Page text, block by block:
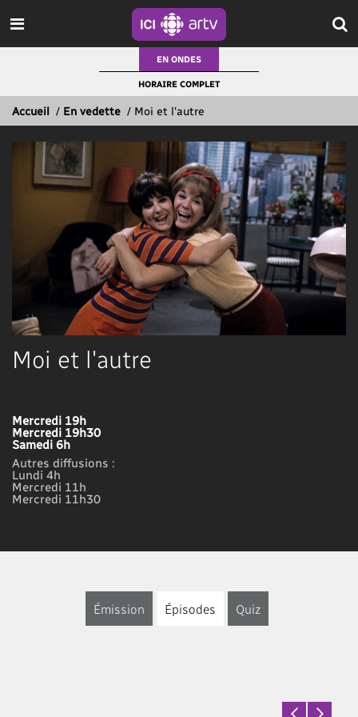
EN ONDES
HORAIRE COMPLET
Accueil / En vedette / Moi et l'autre
Moi et l'autre
Mercredi 19h
Mercredi 19h30
Samedi 6h
Autres diffusions :
Lundi 4h
Mercredi 11h
Mercredi 11h30
Émission Épisodes Quiz